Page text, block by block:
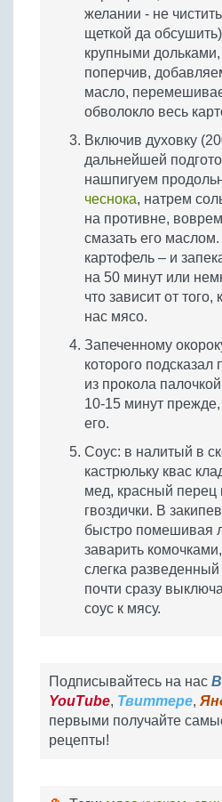
желании - не
щеткой да
крупными
поперчив,
масло,
обволокло весь
Включив духовку
дальнейшей
нашпигуем
чеснока, натрем
на противне,
смазать его
картофель – и
на 50 минут или
что зависит от
нас мясо.
Запеченному
которого подсказал
из прокола
10-15 минут
его.
Соус: в налитый в
кастрюльку квас
мед, красный перец
гвоздички. В
быстро помешивая
заварить
слегка
почти сразу
соус к мясу.
Подписывайтесь на нас
YouTube, Твиттере,
первыми получайте
рецепты!